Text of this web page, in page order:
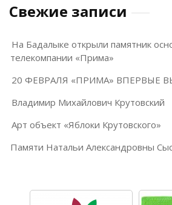
Свежие записи
На Бадалыке открыли памятник
телекомпании «Прима»
20 ФЕВРАЛЯ «ПРИМА» ВПЕРВЫЕ
Владимир Михайлович Крутовский
Арт объект «Яблоки Крутовского»
Памяти Натальи Александровны